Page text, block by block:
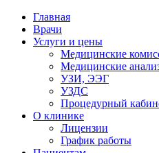
Главная
Врачи
Услуги и цены
Медицинские
Медицинские
УЗИ, ЭЭГ
УЗДС
Процедурный
О клинике
Лицензии
График работы